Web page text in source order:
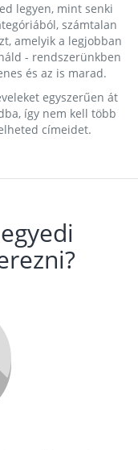
legyen, mint senki
számtalan
amelyik a legjobban
- rendszerünkben
és az is marad.
egyszerűen át
így nem kell több
címeidet.